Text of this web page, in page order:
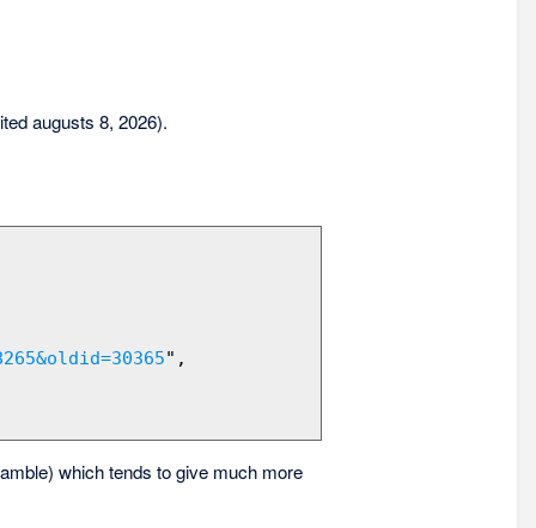
augusts 8, 2026).
",
which tends to give much more